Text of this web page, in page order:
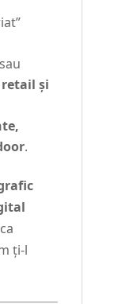
retail și
.
ți-l